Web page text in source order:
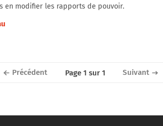
en modifier les rapports de pouvoir.
Précédent Page 1 sur 1 Suivant